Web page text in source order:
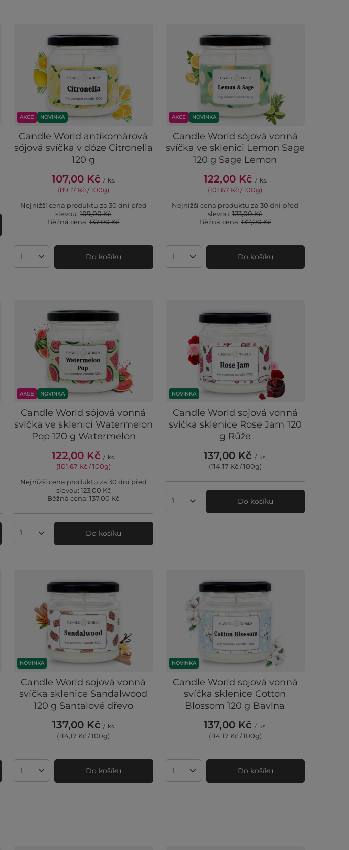
AKCE NOVINKA
Candle World antikomárová
sójová svíčka v dóze Citronella
120 g
107,00 Kč / ks.
(89,17 Kč / 100g)
Nejnižší cena produktu za 30 dní před
slevou:109,00 Kč
Běžná cena:137,00 Kč
Množství produktůDo košíku
AKCE NOVINKA
Candle World sójová vonná
svíčka ve sklenici Lemon Sage
120 g Sage Lemon
122,00 Kč / ks.
(101,67 Kč / 100g)
Nejnižší cena produktu za 30 dní před
slevou:123,00 Kč
Běžná cena:137,00 Kč
Množství produktůDo košíku
AKCE NOVINKA
Candle World sójová vonná
svíčka ve sklenici Watermelon
Pop 120 g Watermelon
122,00 Kč / ks.
(101,67 Kč / 100g)
Nejnižší cena produktu za 30 dní před
slevou:123,00 Kč
Běžná cena:137,00 Kč
Množství produktůDo košíku
NOVINKA
Candle World sojová vonná
svíčka sklenice Rose Jam 120
g Růže
137,00 Kč / ks.
(114,17 Kč / 100g)
Množství produktůDo košíku
NOVINKA
Candle World sojová vonná
svíčka sklenice Sandalwood
120 g Santalové dřevo
137,00 Kč / ks.
(114,17 Kč / 100g)
Množství produktůDo košíku
NOVINKA
Candle World sojová vonná
svíčka sklenice Cotton
Blossom 120 g Bavlna
137,00 Kč / ks.
(114,17 Kč / 100g)
Množství produktůDo košíku